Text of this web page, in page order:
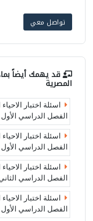
تواصل معي
قد يهمك أيضاً
المصرية
الفصل الدراسي
الفصل الدراسي الأول
الفصل الدراسي
الفصل الدراسي